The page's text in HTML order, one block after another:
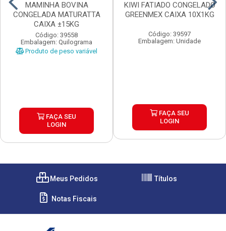
MAMINHA BOVINA
CONGELADA MATURATTA
CAIXA ±15KG
Código: 39558
Embalagem: Quilograma
Produto de peso variável
FAÇA SEU
LOGIN
KIWI FATIADO CONGELADO
GREENMEX CAIXA 10X1KG
Código: 39597
Embalagem: Unidade
FAÇA SEU
LOGIN
Meus Pedidos Títulos
Notas Fiscais